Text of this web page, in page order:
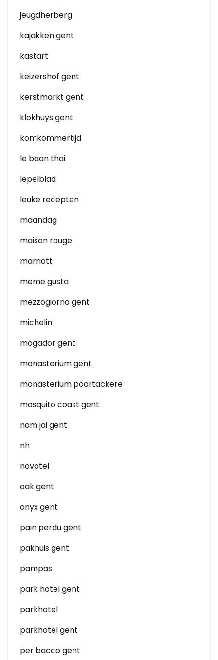
jeugdherberg
kajakken gent
kastart
keizershof gent
kerstmarkt gent
klokhuys gent
komkommertijd
le baan thai
lepelblad
leuke recepten
maandag
maison rouge
marriott
meme gusta
mezzogiorno gent
michelin
mogador gent
monasterium gent
monasterium poortackere
mosquito coast gent
nam jai gent
nh
novotel
oak gent
onyx gent
pain perdu gent
pakhuis gent
pampas
park hotel gent
parkhotel
parkhotel gent
per bacco gent